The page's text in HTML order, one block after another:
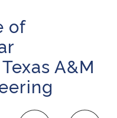
of
A&M